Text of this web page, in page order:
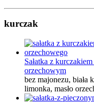
kurczak
Sałatka z
orzechowym
bez majonezu, biała
limonka, masło